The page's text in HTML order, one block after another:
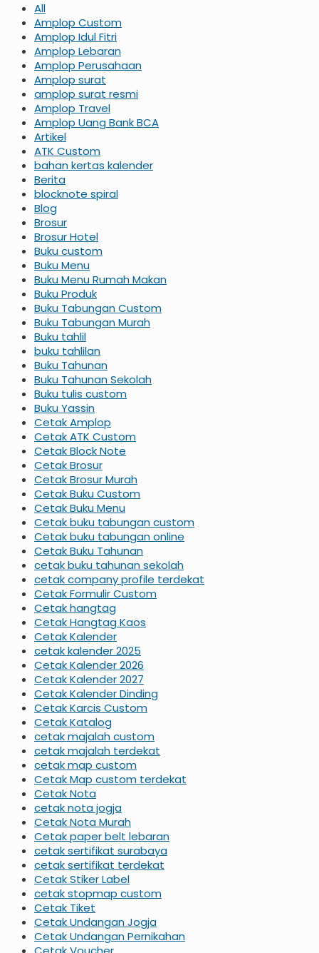
All
Amplop Custom
Amplop Idul Fitri
Amplop Lebaran
Amplop Perusahaan
Amplop surat
amplop surat resmi
Amplop Travel
Amplop Uang Bank BCA
Artikel
ATK Custom
bahan kertas kalender
Berita
blocknote spiral
Blog
Brosur
Brosur Hotel
Buku custom
Buku Menu
Buku Menu Rumah Makan
Buku Produk
Buku Tabungan Custom
Buku Tabungan Murah
Buku tahlil
buku tahlilan
Buku Tahunan
Buku Tahunan Sekolah
Buku tulis custom
Buku Yassin
Cetak Amplop
Cetak ATK Custom
Cetak Block Note
Cetak Brosur
Cetak Brosur Murah
Cetak Buku Custom
Cetak Buku Menu
Cetak buku tabungan custom
Cetak buku tabungan online
Cetak Buku Tahunan
cetak buku tahunan sekolah
cetak company profile terdekat
Cetak Formulir Custom
Cetak hangtag
Cetak Hangtag Kaos
Cetak Kalender
cetak kalender 2025
Cetak Kalender 2026
Cetak Kalender 2027
Cetak Kalender Dinding
Cetak Karcis Custom
Cetak Katalog
cetak majalah custom
cetak majalah terdekat
cetak map custom
Cetak Map custom terdekat
Cetak Nota
cetak nota jogja
Cetak Nota Murah
Cetak paper belt lebaran
cetak sertifikat surabaya
cetak sertifikat terdekat
Cetak Stiker Label
cetak stopmap custom
Cetak Tiket
Cetak Undangan Jogja
Cetak Undangan Pernikahan